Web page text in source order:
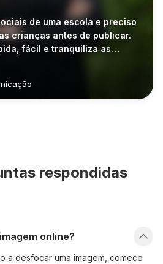
de uma escola e preciso
crianças antes de publicar.
fácil e tranquiliza as
respondidas
online?
a desfocar uma imagem, comece